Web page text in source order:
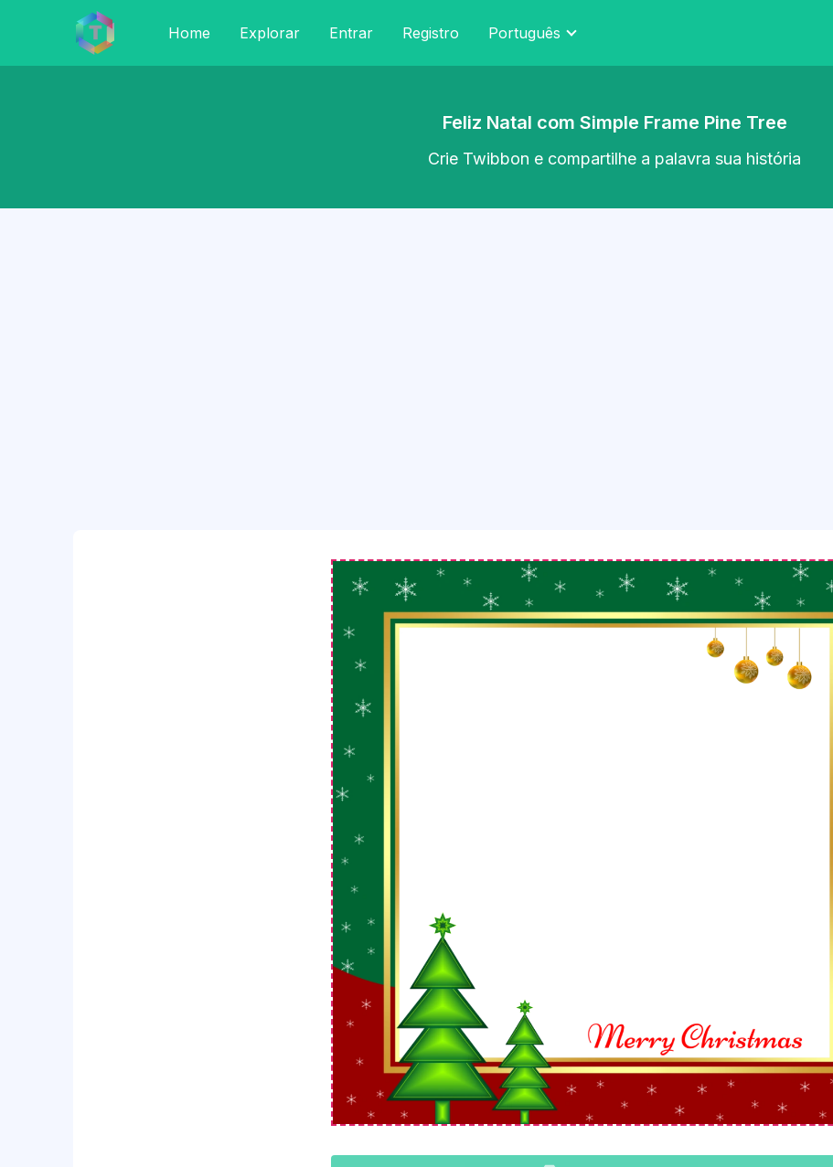
Home Explorar Entrar Registro Português
Feliz Natal com Simple Frame Pine Tree
Crie Twibbon e compartilhe a palavra sua história